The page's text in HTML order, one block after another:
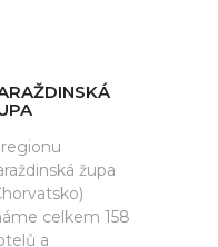
župa
celkem 158
a